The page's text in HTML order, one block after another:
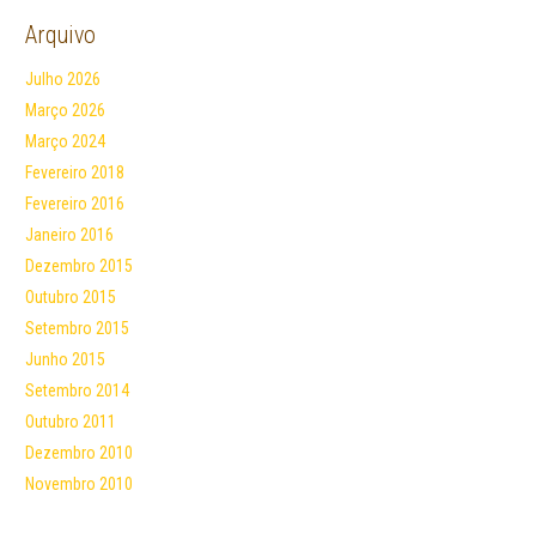
Arquivo
Julho 2026
Março 2026
Março 2024
Fevereiro 2018
Fevereiro 2016
Janeiro 2016
Dezembro 2015
Outubro 2015
Setembro 2015
Junho 2015
Setembro 2014
Outubro 2011
Dezembro 2010
Novembro 2010